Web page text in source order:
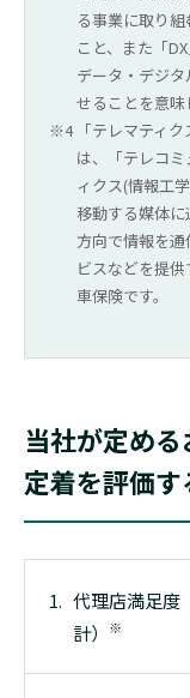
る事業に取り
こと、また「
データ・デジ
せることを意味
「テレマティ
は、「テレコ
ィクス(情報工
移動する媒体
方向で情報を
ビスなどを提
車保険です。
当社が定め
定着を評価す
代理店満足度
計）
※